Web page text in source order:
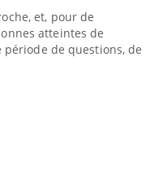
et, pour de
atteintes de
période de questions, de